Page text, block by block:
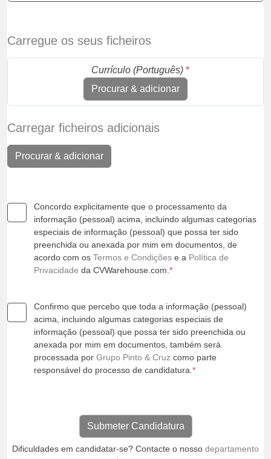
Carregue os seus ficheiros
Currículo (Português) *
Procurar & adicionar
Carregar ficheiros adicionais
Procurar & adicionar
Concordo explicitamente que o processamento da
informação (pessoal) acima, incluindo algumas categorias
especiais de informação (pessoal) que possa ter sido
preenchida ou anexada por mim em documentos, de
acordo com os Termos e Condições e a Política de
Privacidade da CVWarehouse.com. *
Confirmo que percebo que toda a informação (pessoal)
acima, incluindo algumas categorias especiais de
informação (pessoal) que possa ter sido preenchida ou
anexada por mim em documentos, também será
processada por Grupo Pinto & Cruz como parte
responsável do processo de candidatura. *
Dificuldades em candidatar-se? Contacte o nosso departamento